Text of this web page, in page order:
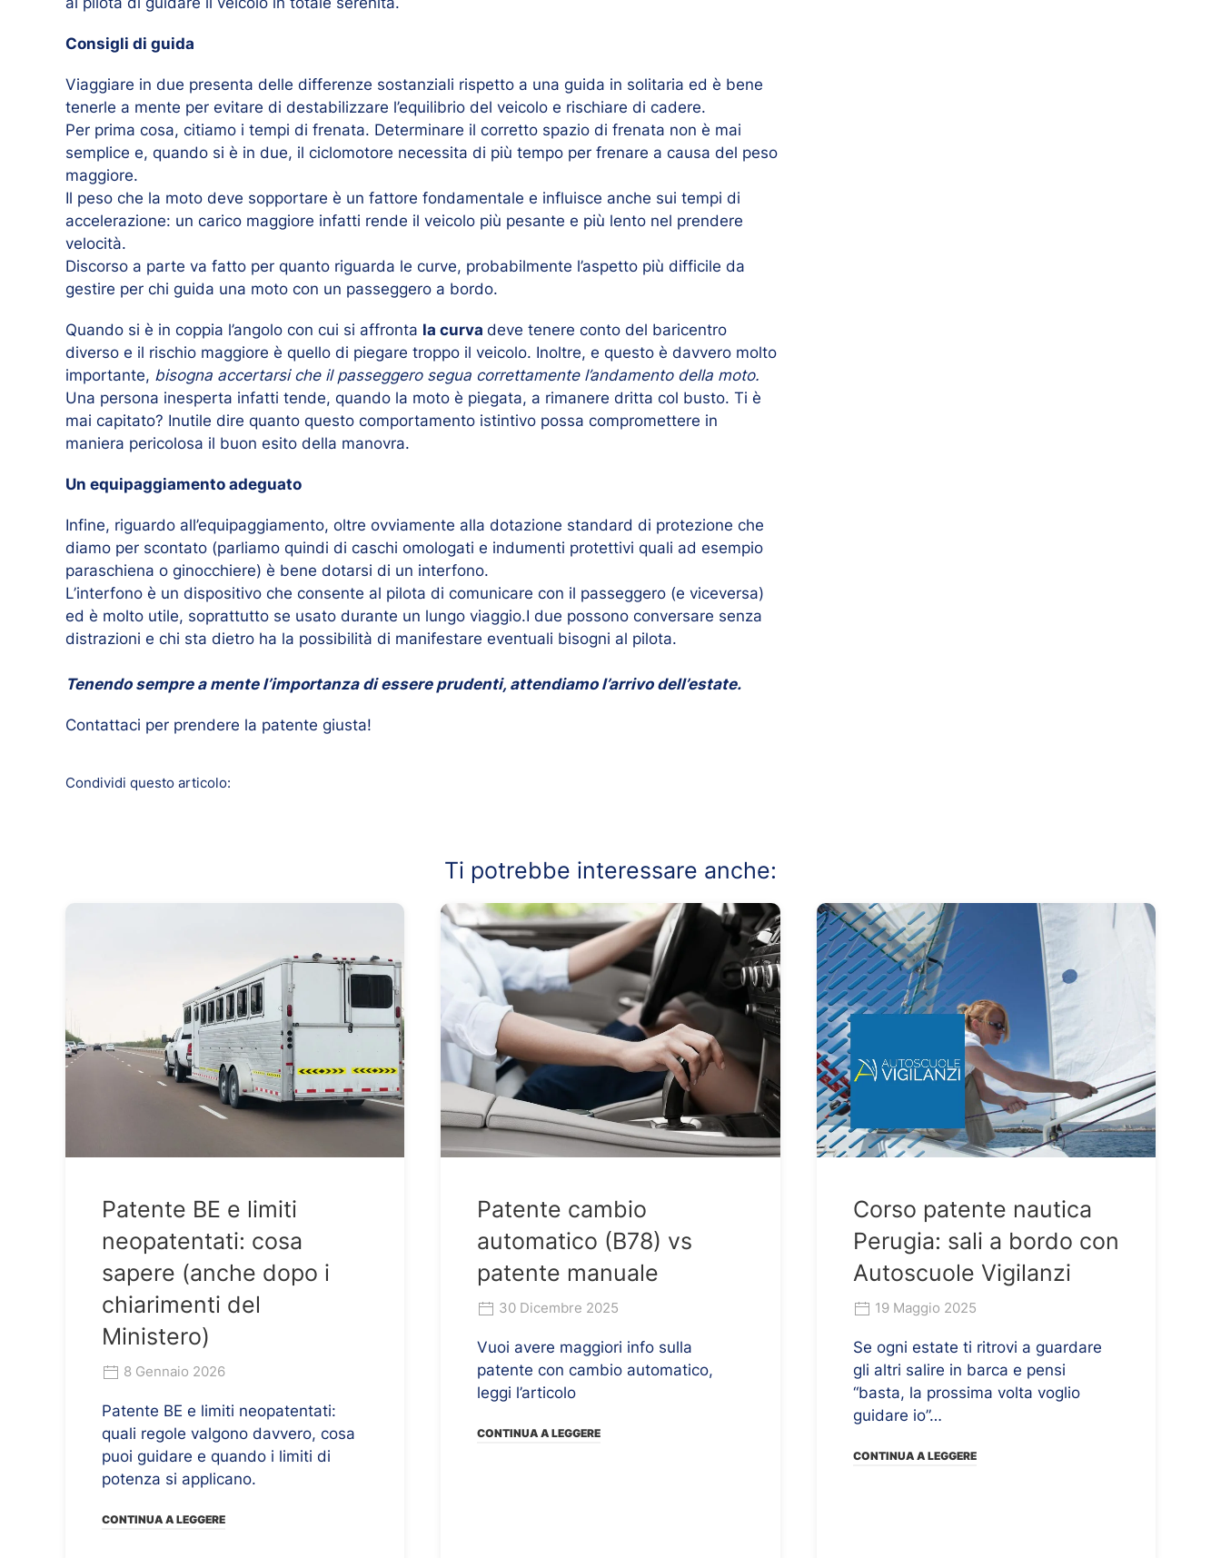
Consigli di guida
Viaggiare in due presenta delle differenze sostanziali rispetto a una guida in solitaria ed è bene
tenerle a mente per evitare di destabilizzare l’equilibrio del veicolo e rischiare di cadere.
Per prima cosa, citiamo i tempi di frenata. Determinare il corretto spazio di frenata non è mai
semplice e, quando si è in due, il ciclomotore necessita di più tempo per frenare a causa del peso
maggiore.
Il peso che la moto deve sopportare è un fattore fondamentale e influisce anche sui tempi di
accelerazione: un carico maggiore infatti rende il veicolo più pesante e più lento nel prendere
velocità.
Discorso a parte va fatto per quanto riguarda le curve, probabilmente l’aspetto più difficile da
gestire per chi guida una moto con un passeggero a bordo.
Quando si è in coppia l’angolo con cui si affronta la curva deve tenere conto del baricentro
diverso e il rischio maggiore è quello di piegare troppo il veicolo. Inoltre, e questo è davvero molto
importante, bisogna accertarsi che il passeggero segua correttamente l’andamento della moto.
Una persona inesperta infatti tende, quando la moto è piegata, a rimanere dritta col busto. Ti è
mai capitato? Inutile dire quanto questo comportamento istintivo possa compromettere in
maniera pericolosa il buon esito della manovra.
Un equipaggiamento adeguato
Infine, riguardo all’equipaggiamento, oltre ovviamente alla dotazione standard di protezione che
diamo per scontato (parliamo quindi di caschi omologati e indumenti protettivi quali ad esempio
paraschiena o ginocchiere) è bene dotarsi di un interfono.
L’interfono è un dispositivo che consente al pilota di comunicare con il passeggero (e viceversa)
ed è molto utile, soprattutto se usato durante un lungo viaggio.I due possono conversare senza
distrazioni e chi sta dietro ha la possibilità di manifestare eventuali bisogni al pilota.
Tenendo sempre a mente l’importanza di essere prudenti, attendiamo l’arrivo dell’estate.
Contattaci per prendere la patente giusta!
Condividi questo articolo:
Ti potrebbe interessare anche:
Patente BE e limiti
neopatentati: cosa
sapere (anche dopo i
chiarimenti del
Ministero)
8 Gennaio 2026
Patente BE e limiti neopatentati:
quali regole valgono davvero, cosa
puoi guidare e quando i limiti di
potenza si applicano.
CONTINUA A LEGGERE
Patente cambio
automatico (B78) vs
patente manuale
30 Dicembre 2025
Vuoi avere maggiori info sulla
patente con cambio automatico,
leggi l’articolo
CONTINUA A LEGGERE
Corso patente nautica
Perugia: sali a bordo con
Autoscuole Vigilanzi
19 Maggio 2025
Se ogni estate ti ritrovi a guardare
gli altri salire in barca e pensi
“basta, la prossima volta voglio
guidare io”…
CONTINUA A LEGGERE